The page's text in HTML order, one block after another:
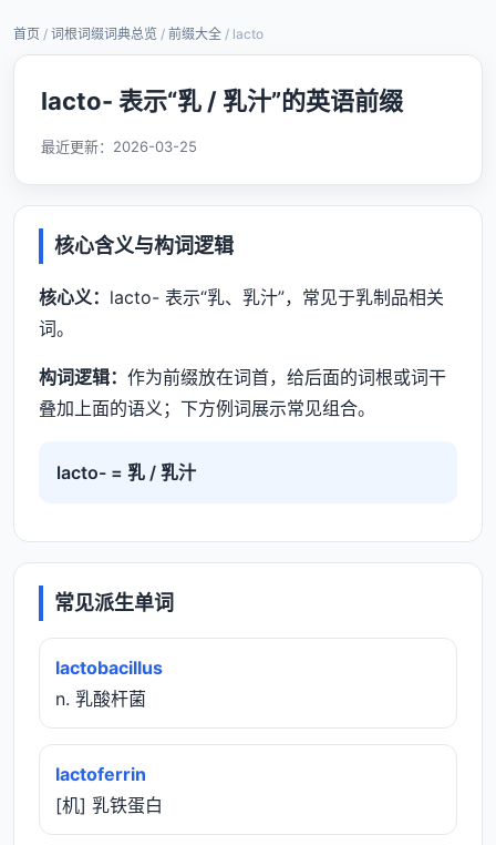
首页 / 词根词缀词典总览 / 前缀大全 / lacto
lacto- 表示“乳 / 乳汁”的英语前缀
最近更新： 2026-03-25
核心含义与构词逻辑
核心义： lacto- 表示“乳、乳汁”，常见于乳制品相关
词。
构词逻辑： 作为前缀放在词首，给后面的词根或词干
叠加上面的语义；下方例词展示常见组合。
lacto- = 乳 / 乳汁
常见派生单词
lactobacillus
n. 乳酸杆菌
lactoferrin
[机] 乳铁蛋白